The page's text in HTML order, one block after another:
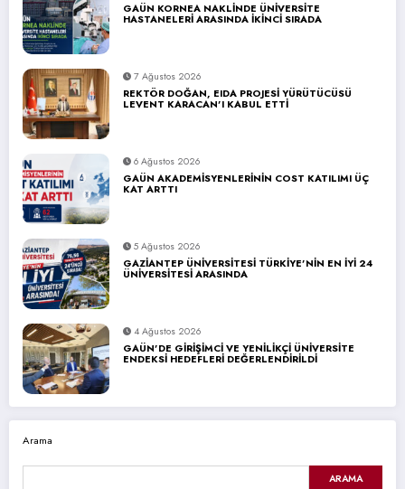
GAÜN KORNEA NAKLİNDE ÜNİVERSİTE
HASTANELERİ ARASINDA İKİNCİ SIRADA
7 Ağustos 2026
REKTÖR DOĞAN, EIDA PROJESİ YÜRÜTÜCÜSÜ
LEVENT KARACAN’I KABUL ETTİ
6 Ağustos 2026
GAÜN AKADEMİSYENLERİNİN COST KATILIMI ÜÇ
KAT ARTTI
5 Ağustos 2026
GAZİANTEP ÜNİVERSİTESİ TÜRKİYE’NİN EN İYİ 24
ÜNİVERSİTESİ ARASINDA
4 Ağustos 2026
GAÜN’DE GİRİŞİMCİ VE YENİLİKÇİ ÜNİVERSİTE
ENDEKSİ HEDEFLERİ DEĞERLENDİRİLDİ
Arama
ARAMA